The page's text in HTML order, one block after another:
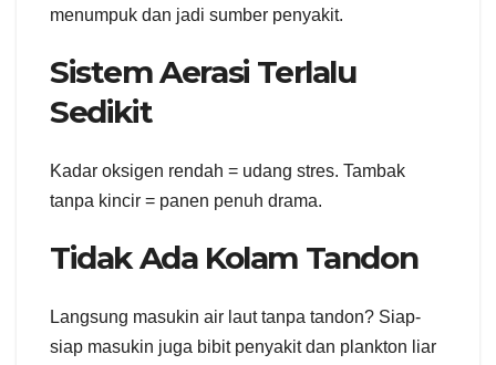
menumpuk dan jadi sumber penyakit.
Sistem Aerasi Terlalu
Sedikit
Kadar oksigen rendah = udang stres. Tambak
tanpa kincir = panen penuh drama.
Tidak Ada Kolam Tandon
Langsung masukin air laut tanpa tandon? Siap-
siap masukin juga bibit penyakit dan plankton liar